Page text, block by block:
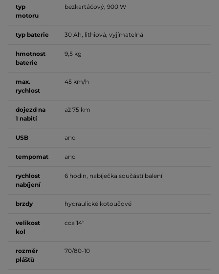
typ
motoru
bezkartáčový, 900 W
typ baterie 30 Ah, lithiová, vyjímatelná
hmotnost
baterie
9,5 kg
max.
rychlost
45 km/h
dojezd na
1 nabití
až 75 km
USB ano
tempomat ano
rychlost
nabíjení
6 hodin, nabíječka součástí balení
brzdy hydraulické kotoučové
velikost
kol
cca 14"
rozměr
plášťů
70/80-10